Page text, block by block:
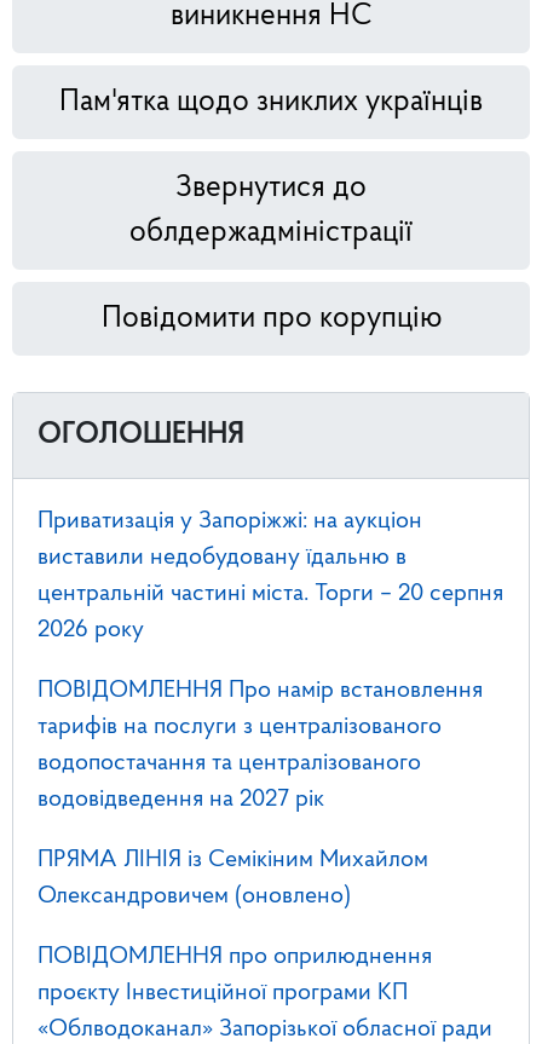
виникнення НС
Пам'ятка щодо зниклих українців
Звернутися до
облдержадміністрації
Повідомити про корупцію
ОГОЛОШЕННЯ
Приватизація у Запоріжжі: на аукціон
виставили недобудовану їдальню в
центральній частині міста. Торги – 20 серпня
2026 року
ПОВІДОМЛЕННЯ Про намір встановлення
тарифів на послуги з централізованого
водопостачання та централізованого
водовідведення на 2027 рік
ПРЯМА ЛІНІЯ із Семікіним Михайлом
Олександровичем (оновлено)
ПОВІДОМЛЕННЯ про оприлюднення
проєкту Інвестиційної програми КП
«Облводоканал» Запорізької обласної ради